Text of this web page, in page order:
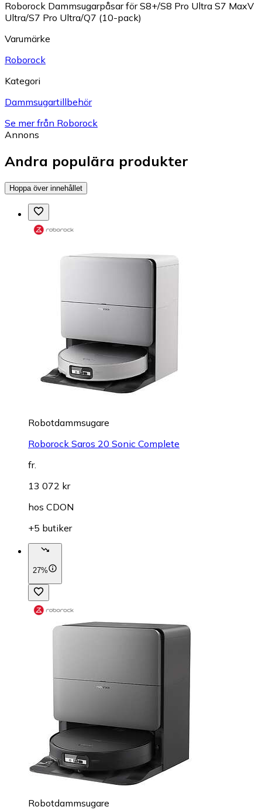
Roborock Dammsugarpåsar för S8+/S8 Pro Ultra S7 MaxV
Ultra/S7 Pro Ultra/Q7 (10-pack)
Varumärke
Roborock
Kategori
Dammsugartillbehör
Se mer från Roborock
Annons
Andra populära produkter
Hoppa över innehållet
Robotdammsugare
Roborock Saros 20 Sonic Complete
fr.
13 072 kr
hos CDON
+5 butiker
27%
Robotdammsugare